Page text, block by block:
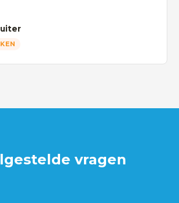
vragen